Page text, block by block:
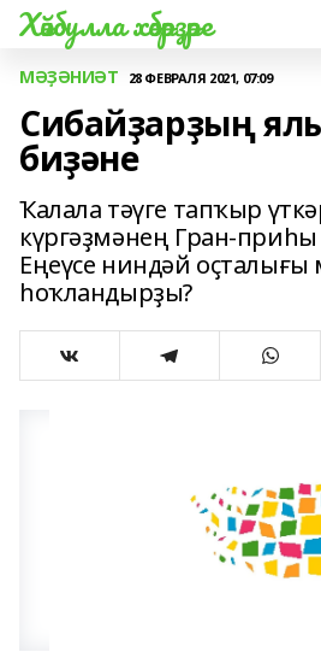
Хәйбулла хәбәрҙәре
МӘҘӘНИӘТ 28 ФЕВРАЛЯ 2021, 07:09
Сибайҙарҙың
биҙәне
Ҡалала тәүге тапҡыр
күргәҙмәнең Гран-приһы
Еңеүсе ниндәй оҫталығы
һоҡландырҙы?